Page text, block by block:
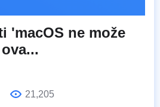
'macOS ne može
21,205